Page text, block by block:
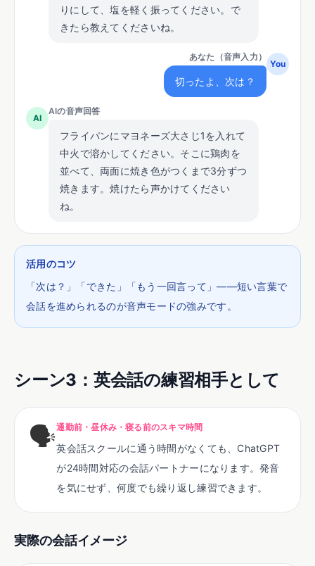
りにして、塩を軽く振ってください。で
きたら教えてくださいね。
あなた（音声入力）
切ったよ、次は？
You
AI
AIの音声回答
フライパンにマヨネーズ大さじ1を入れて
中火で溶かしてください。そこに鶏肉を
並べて、両面に焼き色がつくまで3分ずつ
焼きます。焼けたら声かけてください
ね。
活用のコツ
「次は？」「できた」「もう一回言って」——短い言葉で
会話を進められるのが音声モードの強みです。
シーン3 ： 英会話の練習相手として
🗣️通勤前・昼休み・寝る前のスキマ時間
英会話スクールに通う時間がなくても、ChatGPT
が24時間対応の会話パートナーになります。発音
を気にせず、何度でも繰り返し練習できます。
実際の会話イメージ